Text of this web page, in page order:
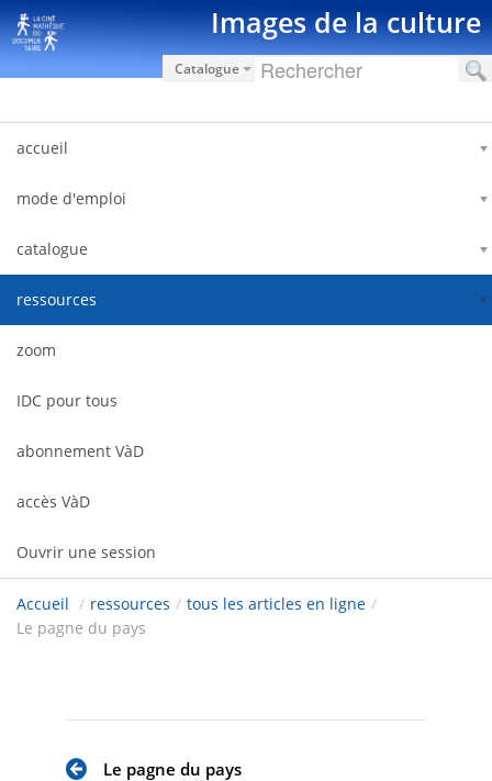
Saut au contenu Images de la culture
Catalogue
accueil
mode d'emploi
catalogue
ressources
zoom
IDC pour tous
abonnement VàD
accès VàD
Ouvrir une session
Accueil / ressources / tous les articles en ligne /
Le pagne du pays
Le pagne du pays